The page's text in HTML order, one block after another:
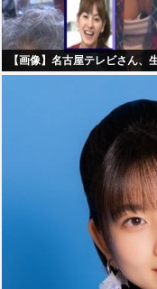
【画像】名古屋テレビさん